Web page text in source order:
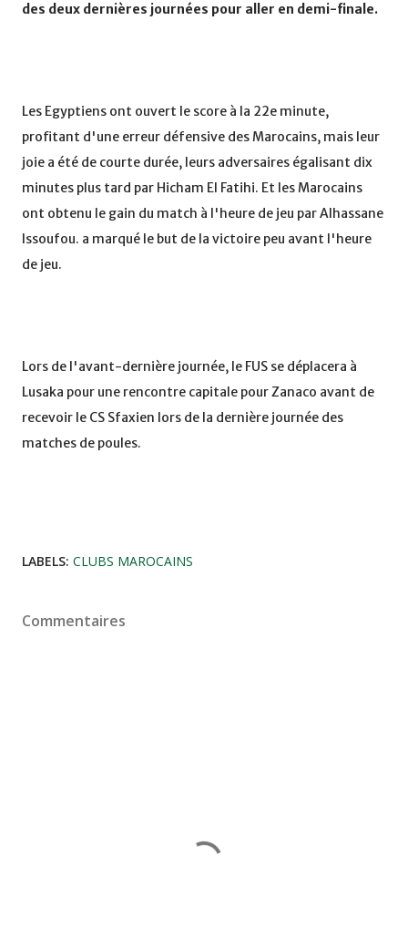
des deux dernières journées pour aller en demi-finale.
Les Egyptiens ont ouvert le score à la 22e minute,
profitant d'une erreur défensive des Marocains, mais leur
joie a été de courte durée, leurs adversaires égalisant dix
minutes plus tard par Hicham El Fatihi. Et les Marocains
ont obtenu le gain du match à l'heure de jeu par Alhassane
Issoufou. a marqué le but de la victoire peu avant l'heure
de jeu.
Lors de l'avant-dernière journée, le FUS se déplacera à
Lusaka pour une rencontre capitale pour Zanaco avant de
recevoir le CS Sfaxien lors de la dernière journée des
matches de poules.
LABELS: CLUBS MAROCAINS
Commentaires